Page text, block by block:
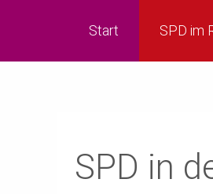
Start SPD im
SPD in